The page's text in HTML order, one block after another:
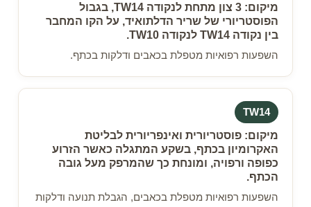
מיקום: 3 צון מתחת לנקודה TW14, בגבול
הפוסטריורי של שריר הדלתואיד, על הקו המחבר
בין נקודה TW14 לנקודה TW10.
השפעות רפואיות מטפלת בכאבים ודלקות בכתף.
TW14
מיקום: פוסטריורית ואינפריורית לבליטת
האקרומיון בכתף, בשקע המתגלה כאשר הזרוע
כפופה ורפויה, ומונחת כך שהמרפק מעל גובה
הכתף.
השפעות רפואיות מטפלת בכאבים, הגבלת תנועה ודלקות